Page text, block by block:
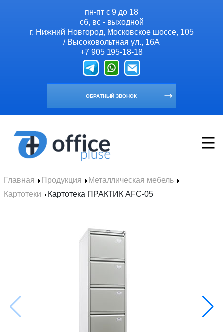
пн-пт с 9 до 18
сб, вс - выходной
г. Нижний Новгород, Московское шоссе, 105
/ Высоковольтная ул., 16А
+7 905 195-18-18
ОБРАТНЫЙ ЗВОНОК
Главная
Другая продукция
Главная Продукция
Металлическая мебель
Картотеки
Картотека ПРАКТИК AFC-05